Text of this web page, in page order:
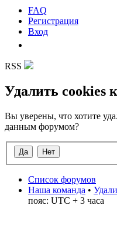
FAQ
Регистрация
Вход
RSS
Удалить cookies
Вы уверены, что хотите
данным форумом?
Список форумов
Наша команда •
пояс: UTC + 3 часа